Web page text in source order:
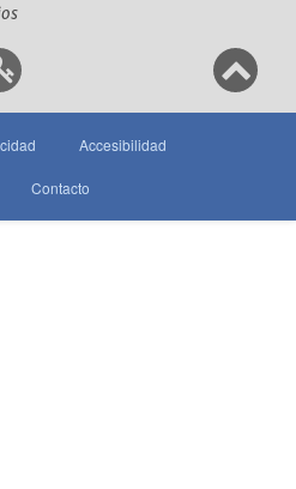
Accesibilidad
Contacto